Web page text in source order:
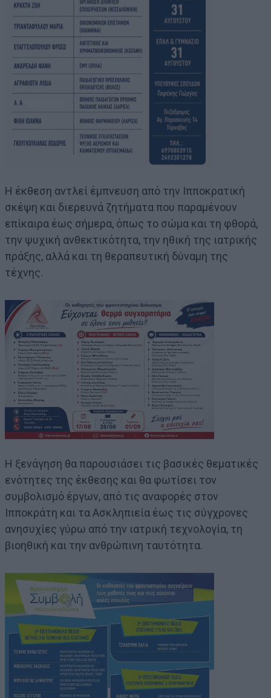
Η έκθεση αντλεί έμπνευση από την Ιπποκρατική
σκέψη και διερευνά ζητήματα που παραμένουν
επίκαιρα έως σήμερα, όπως το σώμα και τη φθορά,
την ψυχική ανθεκτικότητα, την ηθική της ιατρικής
πράξης, αλλά και τη θεραπευτική δύναμη της
τέχνης.
Η ξενάγηση θα παρουσιάσει τις βασικές θεματικές
ενότητες της έκθεσης και θα φωτίσει τον
συμβολισμό έργων, από τις αναφορές στον
Ιπποκράτη και τα Ασκληπιεία έως τις σύγχρονες
ανησυχίες γύρω από την ιατρική τεχνολογία, τη
βιοηθική και την ανθρώπινη ταυτότητα.